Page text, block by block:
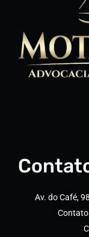
Av. do Café,